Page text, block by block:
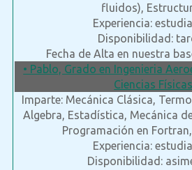
fluidos),
Experiencia:
Disponibilidad:
Fecha de Alta en nuestra
• Pablo, Grado en Ingenieria
Ciencias Físicas
Imparte: Mecánica Clásica,
Algebra, Estadística, Mecánica
Programación en
Experiencia:
Disponibilidad: